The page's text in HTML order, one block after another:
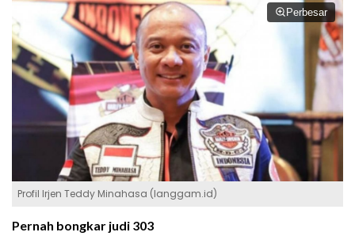
Perbesar
Profil Irjen Teddy Minahasa (langgam.id)
Pernah bongkar judi 303